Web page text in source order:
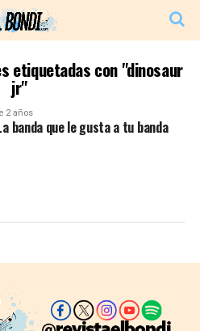
etiquetadas con "dinosaur
jr"
2 años
banda que le gusta a tu banda